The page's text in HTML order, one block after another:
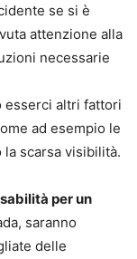
se si è
attenzione alla
necessarie
esserci altri fattori
ad esempio le
scarsa visibilità.
per un
saranno
delle